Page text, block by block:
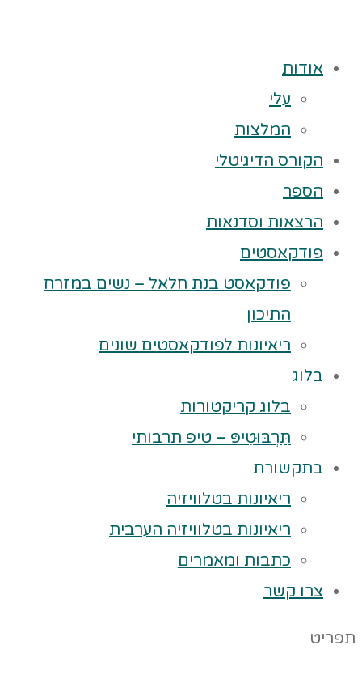
אודות
עלי
המלצות
הקורס הדיגיטלי
הספר
הרצאות וסדנאות
פודקאסטים
פודקאסט בנת חלאל – נשים במזרח
התיכון
ריאיונות לפודקאסטים שונים
בלוג
בלוג קריקטורות
תַּרְבּוּטִיפּ – טיפ תרבותי
בתקשורת
ריאיונות בטלוויזיה
ריאיונות בטלוויזיה הערבית
כתבות ומאמרים
צרו קשר
תפריט